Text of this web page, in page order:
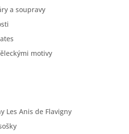
a soupravy
motivy
Les Anis de Flavigny